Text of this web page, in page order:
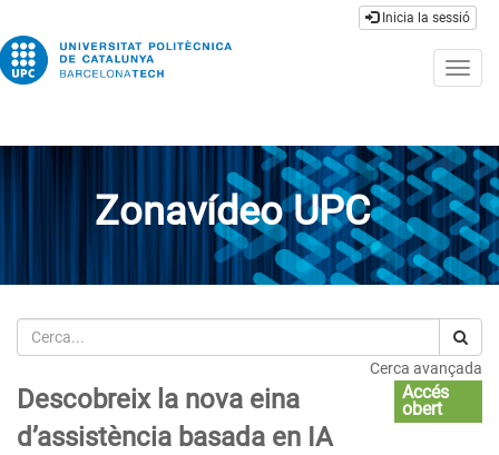
Inicia la sessió
Zonavídeo UPC
Cerca
Cerca avançada
Descobreix la nova eina
d’assistència basada en IA
Accés
obert